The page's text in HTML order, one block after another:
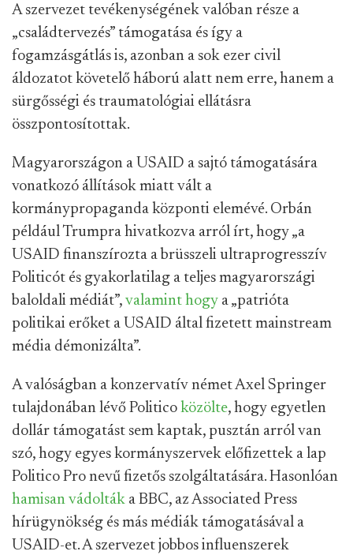
A szervezet tevékenységének valóban része a
„családtervezés” támogatása és így a
fogamzásgátlás is, azonban a sok ezer civil
áldozatot követelő háború alatt nem erre, hanem a
sürgősségi és traumatológiai ellátásra
összpontosítottak.
Magyarországon a USAID a sajtó támogatására
vonatkozó állítások miatt vált a
kormánypropaganda központi elemévé. Orbán
például Trumpra hivatkozva arról írt, hogy „a
USAID finanszírozta a brüsszeli ultraprogresszív
Politicót és gyakorlatilag a teljes magyarországi
baloldali médiát”, valamint hogy a „patrióta
politikai erőket a USAID által fizetett mainstream
média démonizálta”.
A valóságban a konzervatív német Axel Springer
tulajdonában lévő Politico közölte, hogy egyetlen
dollár támogatást sem kaptak, pusztán arról van
szó, hogy egyes kormányszervek előfizettek a lap
Politico Pro nevű fizetős szolgáltatására. Hasonlóan
hamisan vádolták a BBC, az Associated Press
hírügynökség és más médiák támogatásával a
USAID-et. A szervezet jobbos influenszerek